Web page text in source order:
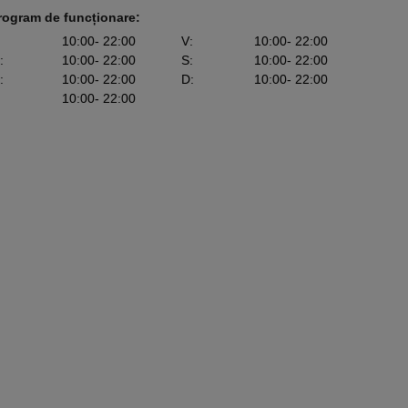
de funcționare:
10:00- 22:00
:
10:00- 22:00
:
10:00- 22:00
10:00- 22:00
V: 10:00- 22:00
S: 10:00- 22:00
D: 10:00- 22:00